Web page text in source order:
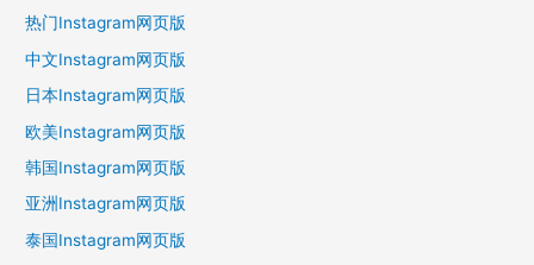
热门Instagram网页版
中文Instagram网页版
日本Instagram网页版
欧美Instagram网页版
韩国Instagram网页版
亚洲Instagram网页版
泰国Instagram网页版